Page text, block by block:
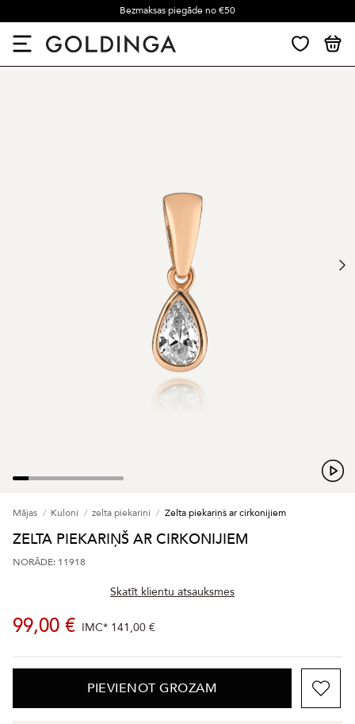
Bezmaksas piegāde no €50
Mājas Kuloni zelta piekariņi Zelta piekariņš ar cirkonijiem
ZELTA PIEKARIŅŠ AR CIRKONIJIEM
NORĀDE: 11918
Skatīt klientu atsauksmes
99,00 € IMC* 141,00 €
PIEVIENOT GROZAM